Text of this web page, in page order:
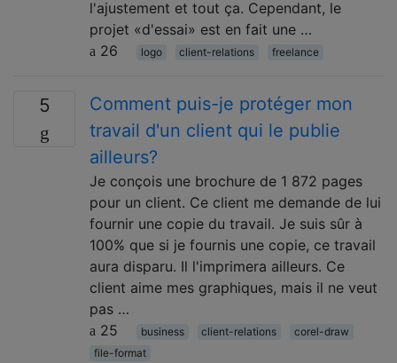
l'ajustement et tout ça. Cependant, le
projet «d'essai» est en fait une …
26
logo client-relations freelance
5
Comment puis-je protéger mon
travail d'un client qui le publie
ailleurs?
Je conçois une brochure de 1 872 pages
pour un client. Ce client me demande de lui
fournir une copie du travail. Je suis sûr à
100% que si je fournis une copie, ce travail
aura disparu. Il l'imprimera ailleurs. Ce
client aime mes graphiques, mais il ne veut
pas …
25
business client-relations
corel-draw
file-format